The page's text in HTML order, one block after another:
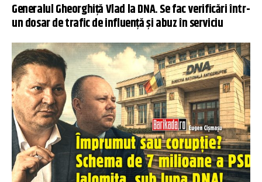
Generalul Gheorghiță Vlad la DNA. Se fac verificări într-
un dosar de trafic de influență și abuz în serviciu